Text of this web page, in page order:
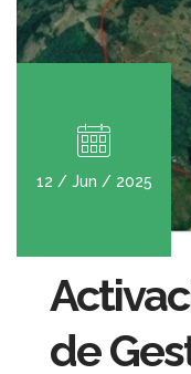
12 / Jun / 2025
de